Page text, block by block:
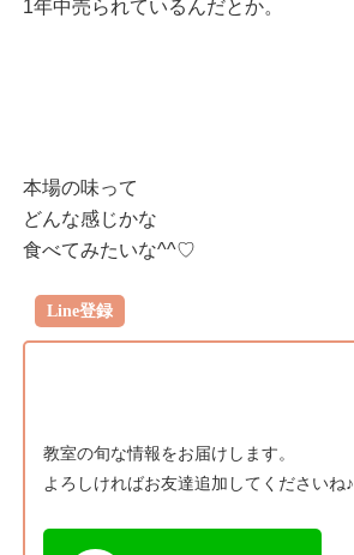
1年中売られているんだとか。
本場の味って
どんな感じかな
食べてみたいな^^♡
Line登録
教室の旬な情報をお届けします。
よろしければお友達追加してくださいね♪